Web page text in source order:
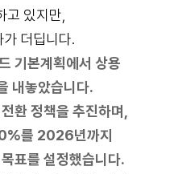
고 있지만,
더딥니다.
기본계획에서 상용
내놓았습니다.
환 정책을 추진하며,
를 2026년까지
표를 설정했습니다.